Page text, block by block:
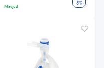
Mavjud